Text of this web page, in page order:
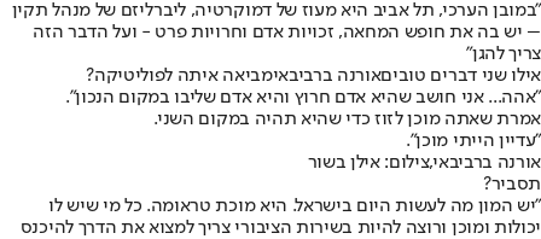
"במובן הערכי, תל אביב היא מעוז של דמוקרטיה, ליברליזם של מנהל תקין
– יש בה את חופש המחאה, זכויות אדם וחרויות פרט - ועל הדבר הזה
צריך להגן"
אילו שני דברים טוביםאורנה ברביבאימביאה איתה לפוליטיקה?
"אהה... אני חושב שהיא אדם חרוץ והיא אדם שליבו במקום הנכון".
אמרת שאתה מוכן לזוז כדי שהיא תהיה במקום השני.
"עדיין הייתי מוכן".
אורנה ברביבאי,צילום: אילן בשור
תסביר?
"יש המון מה לעשות היום בישראל. היא מוכת טראומה. כל מי שיש לו
יכולות ומוכן ורוצה להיות בשירות הציבורי צריך למצוא את הדרך להיכנס